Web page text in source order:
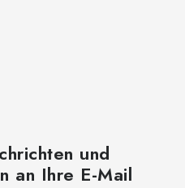
und
an Ihre E-Mail